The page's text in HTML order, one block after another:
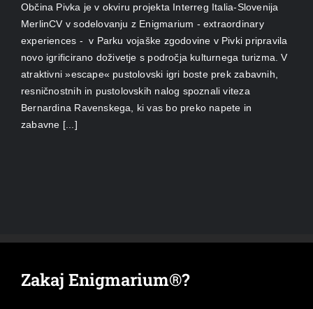
Občina Pivka je v okviru projekta Interreg Italia-Slovenija
MerlinCV v sodelovanju z Enigmarium - extraordinary
experiences - v Parku vojaške zgodovine v Pivki pripravila
novo igrificirano doživetje s področja kulturnega turizma. V
atraktivni »escape« pustolovski igri boste prek zabavnih,
resničnostnih in pustolovskih nalog spoznali viteza
Bernardina Ravenskega, ki vas bo preko napete in
zabavne [...]
Zakaj Enigmarium®?